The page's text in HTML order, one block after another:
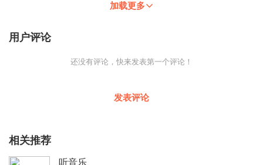
加载更多
用户评论
还没有评论，快来发表第一个评论！
发表评论
相关推荐
听音乐